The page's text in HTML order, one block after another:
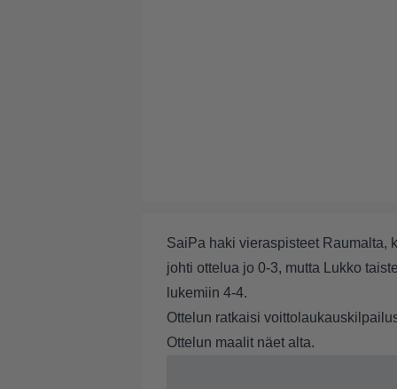
SaiPa haki vieraspisteet Raumalta,
johti ottelua jo 0-3, mutta Lukko
lukemiin 4-4.
Ottelun ratkaisi
Ottelun maalit näet alta.